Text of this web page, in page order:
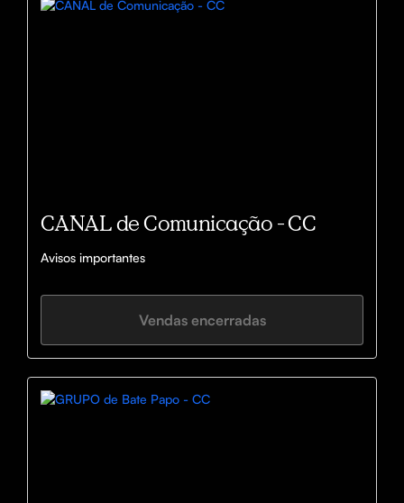
CANAL de Comunicação - CC
Avisos importantes
Vendas encerradas